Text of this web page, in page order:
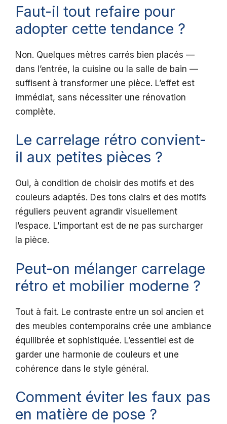
Faut-il tout refaire pour
adopter cette tendance ?
Non. Quelques mètres carrés bien placés —
dans l’entrée, la cuisine ou la salle de bain —
suffisent à transformer une pièce. L’effet est
immédiat, sans nécessiter une rénovation
complète.
Le carrelage rétro convient-
il aux petites pièces ?
Oui, à condition de choisir des motifs et des
couleurs adaptés. Des tons clairs et des motifs
réguliers peuvent agrandir visuellement
l’espace. L’important est de ne pas surcharger
la pièce.
Peut-on mélanger carrelage
rétro et mobilier moderne ?
Tout à fait. Le contraste entre un sol ancien et
des meubles contemporains crée une ambiance
équilibrée et sophistiquée. L’essentiel est de
garder une harmonie de couleurs et une
cohérence dans le style général.
Comment éviter les faux pas
en matière de pose ?